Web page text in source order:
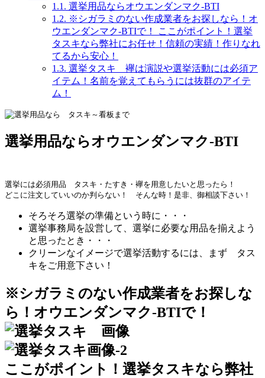
1.1. 選挙用品ならオウエンダンマク-BTI
1.2. ※シガラミのない作成業者をお探しなら！オ
ウエンダンマク-BTIで！ ここがポイント！選挙
タスキなら弊社にお任せ！信頼の実績！作りなれ
てるから安心！
1.3. 選挙タスキ 襷は演説や選挙活動には必須ア
イテム！名前を覚えてもらうには抜群のアイテ
ム！
選挙用品ならオウエンダンマク-BTI
選挙には必須用品 タスキ・たすき・襷を用意したいと思ったら！
どこに注文していいのか判らない！ そんな時！是非、御相談下さい！
そろそろ選挙の準備という時に・・・
選挙事務局を設営して、選挙に必要な用品を揃えよう
と思ったとき・・・
クリーンなイメージで選挙活動するには、まず タス
キをご用意下さい！
※シガラミのない作成業者をお探しな
ら！オウエンダンマク-BTIで！
ここがポイント！選挙タスキなら弊社